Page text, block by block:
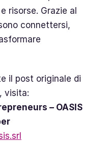
risorse. Grazie al
connettersi,
il post originale di
visita:
– OASIS